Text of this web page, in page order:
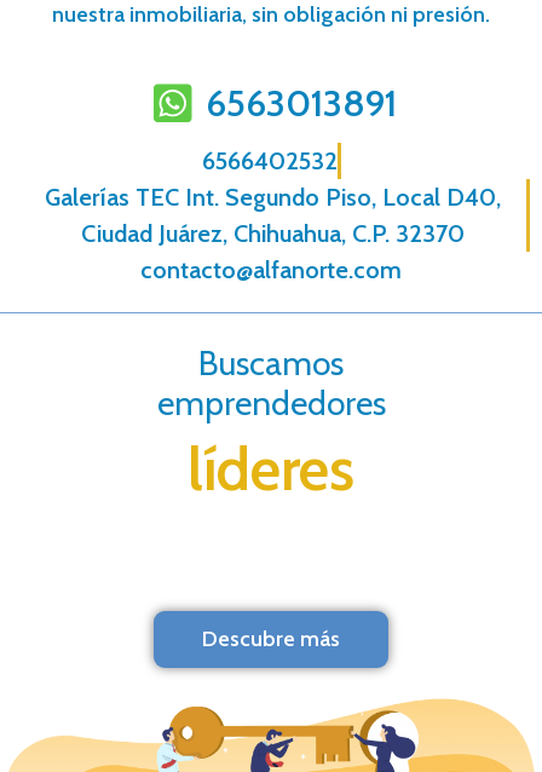
nuestra inmobiliaria, sin obligación ni presión.
6563013891
6566402532
Galerías TEC Int. Segundo Piso, Local D40,
Ciudad Juárez, Chihuahua, C.P. 32370
contacto@alfanorte.com
Buscamos
emprendedores
líderes
Descubre más